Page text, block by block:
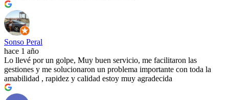
Sonso Peral
hace 1 año
Lo llevé por un golpe, Muy buen servicio, me facilitaron las
gestiones y me solucionaron un problema importante con toda la
amabilidad , rapidez y calidad estoy muy agradecida